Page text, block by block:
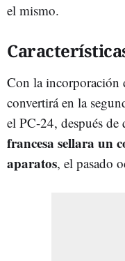
el mismo.
Con la incorporación
convertirá en la
el PC-24, después de
francesa sellara un
aparatos, el pasado